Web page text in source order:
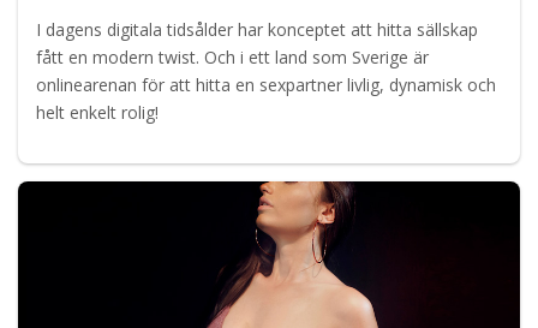
I dagens digitala tidsålder har konceptet att hitta sällskap
fått en modern twist. Och i ett land som Sverige är
onlinearenan för att hitta en sexpartner livlig, dynamisk och
helt enkelt rolig!